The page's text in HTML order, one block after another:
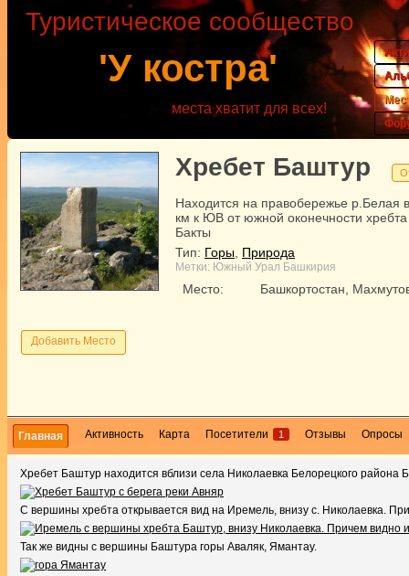
'У костра'
Туристическое сообщество
места хватит для всех!
Хребет Баштур
Находится на правобережье р.Белая
км к ЮВ от южной оконечности хребта
Бакты
Тип: Горы Природа
Метки: Южный Урал Башкирия
Место: Башкортостан,
Добавить Место
Главная Активность Карта Посетители 1 Отзывы Опросы
Хребет Баштур находится вблизи села Николаевка Белорецкого района
С вершины хребта открывается вид на Иремель, внизу с. Николаевка.
Так же видны с вершины Баштура горы Аваляк, Ямантау.